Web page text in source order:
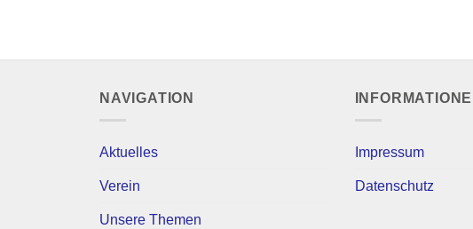
NAVIGATION
Aktuelles
Verein
Unsere Themen
Impressum
Datenschutz